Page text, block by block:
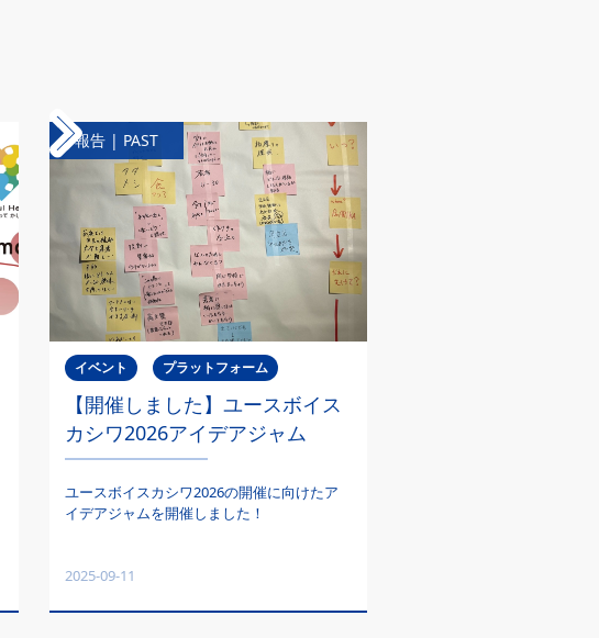
報告 | PAST
イベント プラットフォーム
【開催しました】ユースボイス
カシワ2026アイデアジャム
ユースボイスカシワ2026の開催に向けたア
イデアジャムを開催しました！
2025-09-11